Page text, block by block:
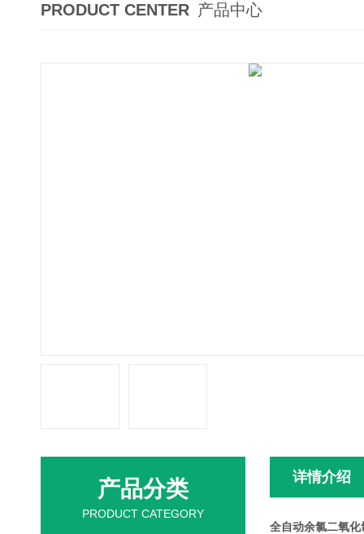
PRODUCT CENTER 产品中心
详情介绍
全自动余氯二氧化
产品分类
PRODUCT CATEGORY